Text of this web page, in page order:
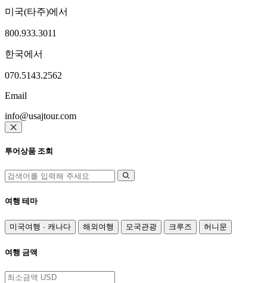
미국(타주)에서
800.933.3011
한국에서
070.5143.2562
Email
info@usajtour.com
투어상품 조회
여행 테마
미국여행 · 캐나다 해외여행 모국관광 크루즈 허니문
여행 금액